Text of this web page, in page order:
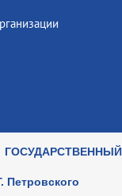
Петровского